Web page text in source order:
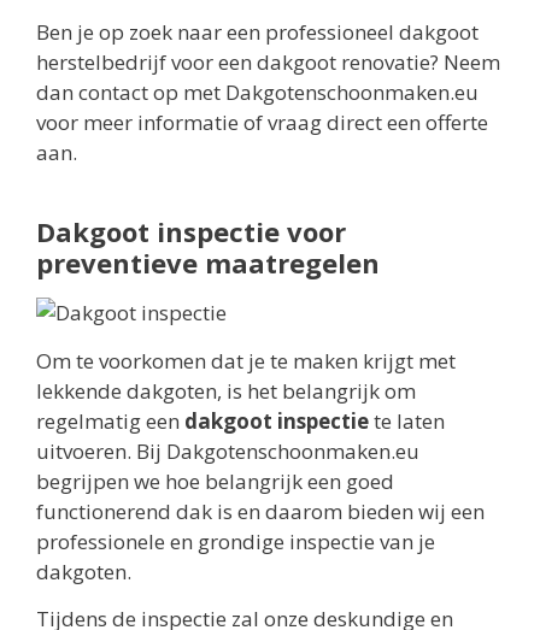
Ben je op zoek naar een professioneel dakgoot
herstelbedrijf voor een dakgoot renovatie? Neem
dan contact op met Dakgotenschoonmaken.eu
voor meer informatie of vraag direct een offerte
aan.
Dakgoot inspectie voor
preventieve maatregelen
Om te voorkomen dat je te maken krijgt met
lekkende dakgoten, is het belangrijk om
regelmatig een dakgoot inspectiete laten
uitvoeren. Bij Dakgotenschoonmaken.eu
begrijpen we hoe belangrijk een goed
functionerend dak is en daarom bieden wij een
professionele en grondige inspectie van je
dakgoten.
Tijdens de inspectie zal onze deskundige en